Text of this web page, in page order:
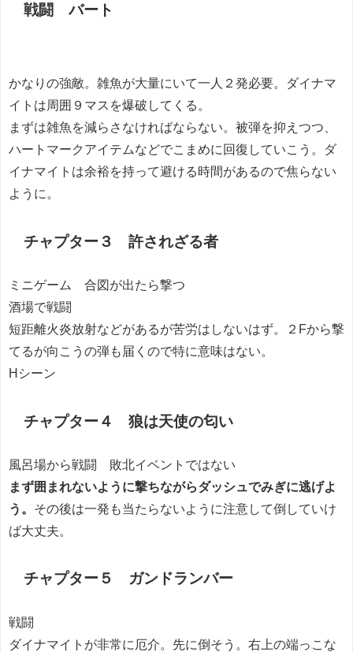
戦闘 バート
かなりの強敵。雑魚が大量にいて一人２発必要。ダイナマ
イトは周囲９マスを爆破してくる。
まずは雑魚を減らさなければならない。被弾を抑えつつ、
ハートマークアイテムなどでこまめに回復していこう。ダ
イナマイトは余裕を持って避ける時間があるので焦らない
ように。
チャプター３ 許されざる者
ミニゲーム 合図が出たら撃つ
酒場で戦闘
短距離火炎放射などがあるが苦労はしないはず。２Fから撃
てるが向こうの弾も届くので特に意味はない。
Hシーン
チャプター４ 狼は天使の匂い
風呂場から戦闘 敗北イベントではない
まず囲まれないように撃ちながらダッシュでみぎに逃げよ
う。 その後は一発も当たらないように注意して倒していけ
ば大丈夫。
チャプター５ ガンドランバー
戦闘
ダイナマイトが非常に厄介。先に倒そう。右上の端っこな